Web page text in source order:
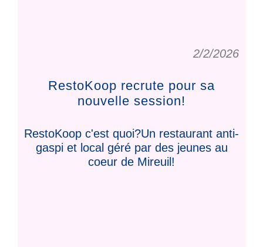
2/2/2026
RestoKoop recrute pour sa
nouvelle session!
RestoKoop c'est quoi?Un restaurant anti-
gaspi et local géré par des jeunes au
coeur de Mireuil!